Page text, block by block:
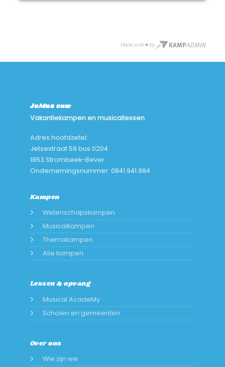
JoMus vzw
Vakantiekampen en musicallessen
Adres hoofdzetel:
Jetsestraat 59 bus 0204
1853 Strombeek-Bever
Ondernemingsnummer: 0841.941.984
Kampen
Wetenschapskampen
Musicalkampen
Themakampen
Alle kampen
Lessen & opvang
Musical AcadeMy
Scholen en gemeenten
Over ons
Wie zijn we